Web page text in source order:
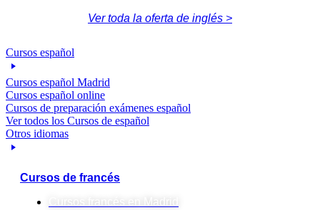
Ver toda la oferta de inglés >
Cursos español
Cursos español Madrid
Cursos español online
Cursos de preparación exámenes español
Ver todos los Cursos de español
Otros idiomas
Cursos de francés
Cursos francés en Madrid